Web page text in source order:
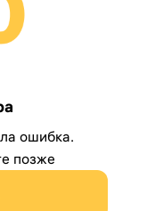
ошибка.
позже